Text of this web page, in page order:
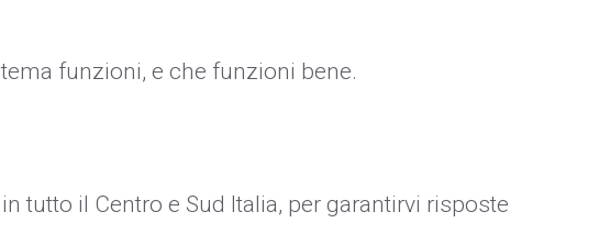
funzioni, e che funzioni bene.
tutto il Centro e Sud Italia, per garantirvi risposte